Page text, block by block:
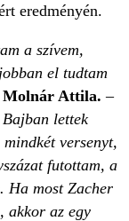
eredményén.
a szívem,
el tudtam
Molnár Attila. –
lettek
versenyt,
futottam, a
Ha most Zacher
akkor az egy